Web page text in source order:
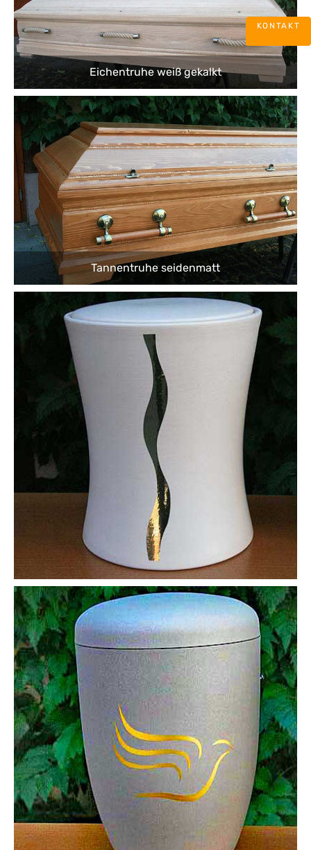
KONTAKT
Eichentruhe weiß gekalkt
Tannentruhe seidenmatt